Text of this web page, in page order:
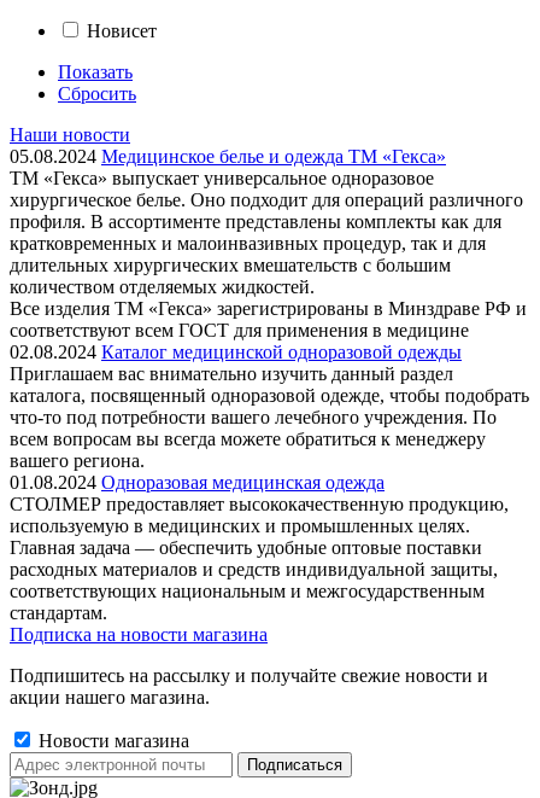
Новисет
Показать
Сбросить
Наши новости
05.08.2024 Медицинское белье и одежда ТМ «Гекса»
ТМ «Гекса» выпускает универсальное одноразовое
хирургическое белье. Оно подходит для операций различного
профиля. В ассортименте представлены комплекты как для
кратковременных и малоинвазивных процедур, так и для
длительных хирургических вмешательств с большим
количеством отделяемых жидкостей.
Все изделия ТМ «Гекса» зарегистрированы в Минздраве РФ и
соответствуют всем ГОСТ для применения в медицине
02.08.2024 Каталог медицинской одноразовой одежды
Приглашаем вас внимательно изучить данный раздел
каталога, посвященный одноразовой одежде, чтобы подобрать
что-то под потребности вашего лечебного учреждения. По
всем вопросам вы всегда можете обратиться к менеджеру
вашего региона.
01.08.2024 Одноразовая медицинская одежда
СТОЛМЕР предоставляет высококачественную продукцию,
используемую в медицинских и промышленных целях.
Главная задача — обеспечить удобные оптовые поставки
расходных материалов и средств индивидуальной защиты,
соответствующих национальным и межгосударственным
стандартам.
Подписка на новости магазина
Подпишитесь на рассылку и получайте свежие новости и
акции нашего магазина.
Новости магазина